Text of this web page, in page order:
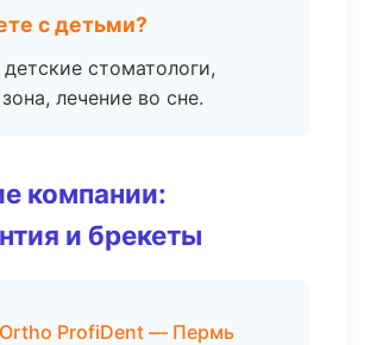
с детьми?
стоматологи,
лечение во сне.
компании:
и брекеты
ProfiDent — Пермь